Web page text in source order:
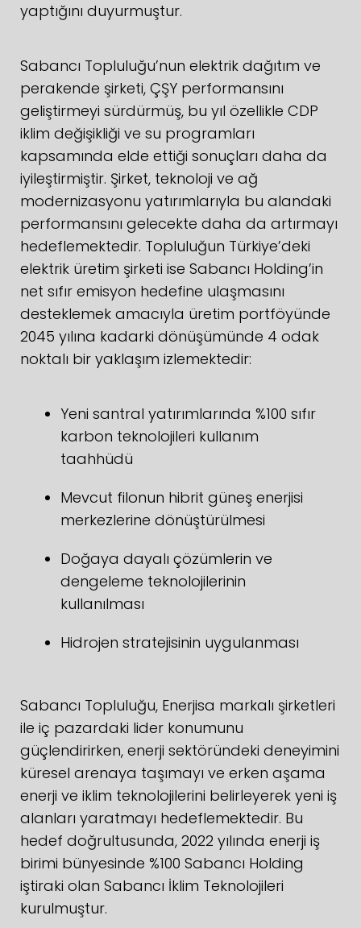
yaptığını duyurmuştur.
Sabancı Topluluğu’nun elektrik dağıtım ve
perakende şirketi, ÇŞY performansını
geliştirmeyi sürdürmüş, bu yıl özellikle CDP
iklim değişikliği ve su programları
kapsamında elde ettiği sonuçları daha da
iyileştirmiştir. Şirket, teknoloji ve ağ
modernizasyonu yatırımlarıyla bu alandaki
performansını gelecekte daha da artırmayı
hedeflemektedir. Topluluğun Türkiye’deki
elektrik üretim şirketi ise Sabancı Holding’in
net sıfır emisyon hedefine ulaşmasını
desteklemek amacıyla üretim portföyünde
2045 yılına kadarki dönüşümünde 4 odak
noktalı bir yaklaşım izlemektedir:
Yeni santral yatırımlarında %100 sıfır
karbon teknolojileri kullanım
taahhüdü
Mevcut filonun hibrit güneş enerjisi
merkezlerine dönüştürülmesi
Doğaya dayalı çözümlerin ve
dengeleme teknolojilerinin
kullanılması
Hidrojen stratejisinin uygulanması
Sabancı Topluluğu, Enerjisa markalı şirketleri
ile iç pazardaki lider konumunu
güçlendirirken, enerji sektöründeki deneyimini
küresel arenaya taşımayı ve erken aşama
enerji ve iklim teknolojilerini belirleyerek yeni iş
alanları yaratmayı hedeflemektedir. Bu
hedef doğrultusunda, 2022 yılında enerji iş
birimi bünyesinde %100 Sabancı Holding
iştiraki olan Sabancı İklim Teknolojileri
kurulmuştur.